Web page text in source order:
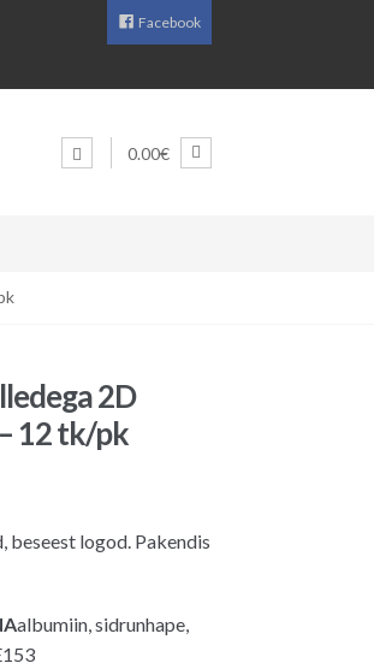
Facebook
0.00€
2D
12 tk/pk
beseest logod. Pakendis
albumiin, sidrunhape,